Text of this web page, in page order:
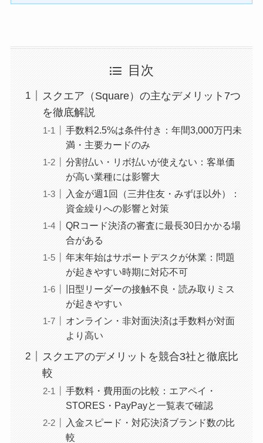
目次
スクエア（Square）の主なデメリット7つ
を徹底解説
手数料2.5%は条件付き：年間3,000万円未
満・主要カードのみ
分割払い・リボ払いが使えない：客単価
が高い業種には影響大
入金が週1回（三井住友・みずほ以外）：
資金繰りへの影響と対策
QRコード決済の審査に最長30日かかる場
合がある
年末年始はサポートデスクが休業：問題
が起きやすい時期に対応不可
旧型リーダーの接触不良・読み取りミス
が起きやすい
オンライン・非対面決済は手数料が対面
より高い
スクエアのデメリットを競合3社と徹底比
較
手数料・費用面の比較：エアペイ・
STORES・PayPayと一覧表で確認
入金スピード・対応決済ブランド数の比
較